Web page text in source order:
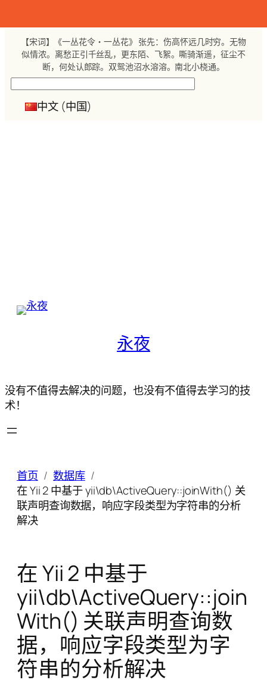
至
【宋词】《一丛花令・一丛花》 张先：伤高怀远几时穷。无物
似情浓。离愁正引千丝乱，更东陌、飞絮。嘶骑渐遥，征尘不
断，何处认郎踪。双鸳池沼水溶溶。南北小桡通。
中文 (中国)
永夜
没有不值得去解决的问题，也没有不值得去学习的技
术！
首页
数据库
在 Yii 2 中基于 yii\db\ActiveQuery::joinWith() 关
联声明查询数据，响应字段类型为字符串的分析
解决
在 Yii 2 中基于
yii\db\ActiveQuery::join
With() 关联声明查询数
据，响应字段类型为字
符串的分析解决